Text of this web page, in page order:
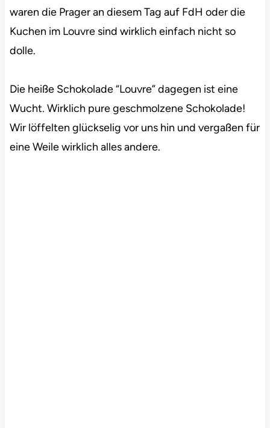
waren die Prager an diesem Tag auf FdH oder die
Kuchen im Louvre sind wirklich einfach nicht so
dolle.
Die heiße Schokolade “Louvre” dagegen ist eine
Wucht. Wirklich pure geschmolzene Schokolade!
Wir löffelten glückselig vor uns hin und vergaßen für
eine Weile wirklich alles andere.